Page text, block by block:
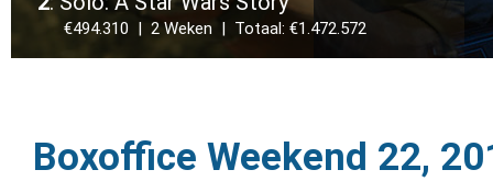
€494.310 | 2 Weken | Totaal: €1.472.572
Boxoffice Weekend 22,